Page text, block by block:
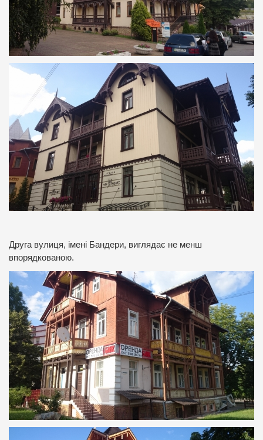
Друга вулиця, імені Бандери, виглядає не менш
впорядкованою.